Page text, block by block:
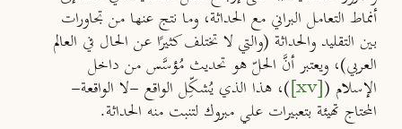
أنماط التعامل البراني مع الحداثة، وما نتج عنها من تجاورات
بين التقليد والحداثة (والتي لا تختلف كثيرًا عن الحال في العالم
العربي)، ويعتبر أنَّ الحلّ هو تحديث مُؤسَّس من داخل
الإسلام ([xv] )، هذا الذي يُشكِّل الواقع -لا الواقعة-
المحتاج تهيئة بتعبيرات علي مبروك لتنبت منه الحداثة.